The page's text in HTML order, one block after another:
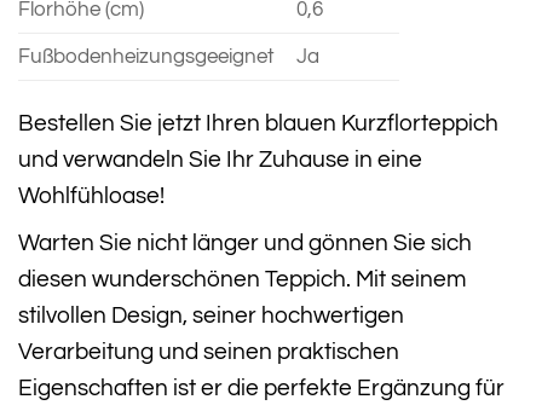
Florhöhe (cm) 0,6
Fußbodenheizungsgeeignet Ja
Bestellen Sie jetzt Ihren blauen Kurzflorteppich
und verwandeln Sie Ihr Zuhause in eine
Wohlfühloase!
Warten Sie nicht länger und gönnen Sie sich
diesen wunderschönen Teppich. Mit seinem
stilvollen Design, seiner hochwertigen
Verarbeitung und seinen praktischen
Eigenschaften ist er die perfekte Ergänzung für